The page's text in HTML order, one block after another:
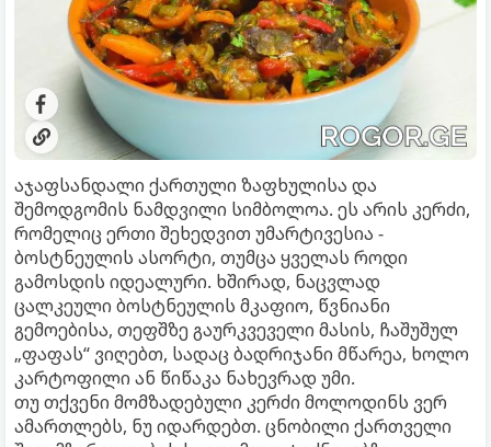
აჯაფსანდალი ქართული ზაფხულისა და
შემოდგომის ნამდვილი სიმბოლოა. ეს არის კერძი,
რომელიც ერთი შეხედვით უმარტივესია -
ბოსტნეულის ასორტი, თუმცა ყველას როდი
გამოსდის იდეალური. ხშირად, ნაცვლად
ცალკეული ბოსტნეულის მკაფიო, წვნიანი
გემოებისა, თეფშზე გაურკვეველი მასის, ჩაშუშულ
„ფაფას“ ვიღებთ, სადაც ბადრიჯანი მწარეა, ხოლო
კარტოფილი ან წიწაკა ნახევრად უმი.
თუ თქვენი მომზადებული კერძი მოლოდინს ვერ
ამართლებს, ნუ იდარდებთ. ცნობილი ქართველი